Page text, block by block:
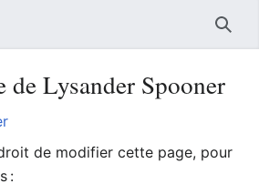
Lysander Spooner
de modifier cette page, pour
: